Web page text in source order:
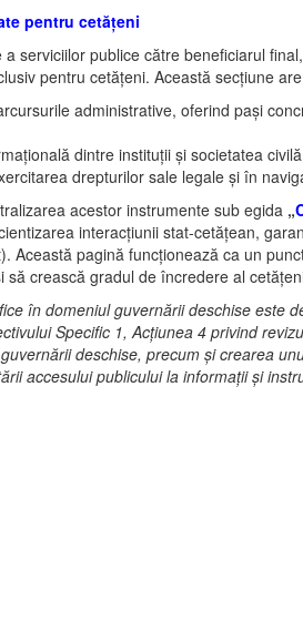
pentru cetățeni
serviciilor publice către beneficiarul
pentru cetățeni. Această secțiune
administrative, oferind pași
dintre instituții și societatea
drepturilor sale legale și în
acestor instrumente sub egida „
interacțiunii stat-cetățean,
Această pagină funcționează ca un
să crească gradul de încredere al
în domeniul guvernării deschise este
Specific 1, Acțiunea 4 privind
deschise, precum și crearea
accesului publicului la informații și